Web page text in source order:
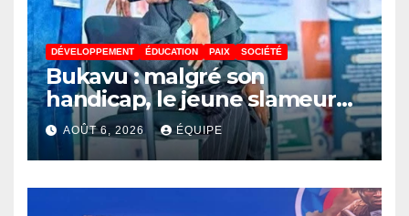
DÉVELOPPEMENT ÉDUCATION PAIX SOCIÉTÉ
Bukavu : malgré son
handicap, le jeune slameur
Akonkwa Kenyata Bernard
lance un appel à la solidarité
pour poursuivre ses études
AOÛT 6, 2026 ÉQUIPE